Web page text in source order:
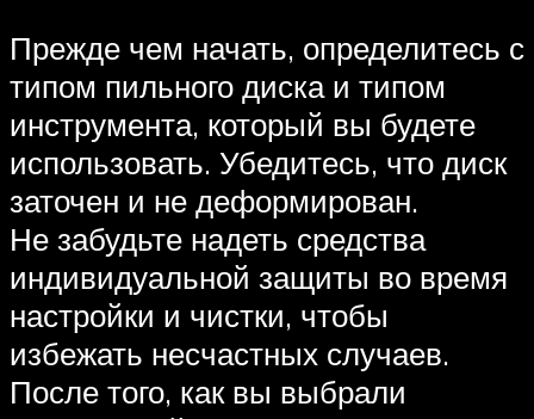
Прежде чем начать, определитесь с
типом пильного диска и типом
инструмента, который вы будете
использовать. Убедитесь, что диск
заточен и не деформирован.
Не забудьте надеть средства
индивидуальной защиты во время
настройки и чистки, чтобы
избежать несчастных случаев.
После того, как вы выбрали